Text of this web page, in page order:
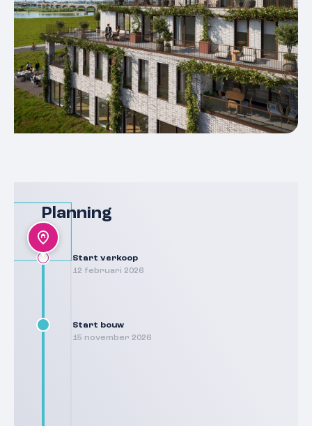
Planning
Start verkoop
12 februari 2026
Start bouw
15 november 2026